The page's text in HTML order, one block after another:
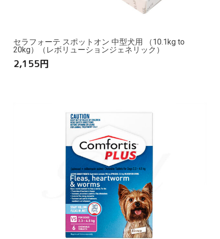
セラフォーテ スポットオン 中型犬用 （10.1kg to
20kg）（レボリューションジェネリック）
2,155円